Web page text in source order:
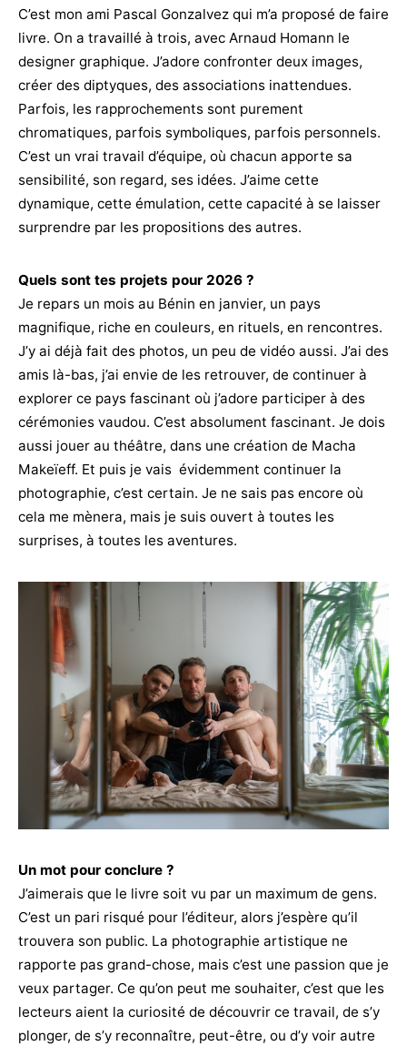
C’est mon ami Pascal Gonzalvez qui m’a proposé de faire
livre. On a travaillé à trois, avec Arnaud Homann le
designer graphique. J’adore confronter deux images,
créer des diptyques, des associations inattendues.
Parfois, les rapprochements sont purement
chromatiques, parfois symboliques, parfois personnels.
C’est un vrai travail d’équipe, où chacun apporte sa
sensibilité, son regard, ses idées. J’aime cette
dynamique, cette émulation, cette capacité à se laisser
surprendre par les propositions des autres.
Quels sont tes projets pour 2026 ?
Je repars un mois au Bénin en janvier, un pays
magnifique, riche en couleurs, en rituels, en rencontres.
J’y ai déjà fait des photos, un peu de vidéo aussi. J’ai des
amis là-bas, j’ai envie de les retrouver, de continuer à
explorer ce pays fascinant où j’adore participer à des
cérémonies vaudou. C’est absolument fascinant. Je dois
aussi jouer au théâtre, dans une création de Macha
Makeïeff. Et puis je vais évidemment continuer la
photographie, c’est certain. Je ne sais pas encore où
cela me mènera, mais je suis ouvert à toutes les
surprises, à toutes les aventures.
Un mot pour conclure ?
J’aimerais que le livre soit vu par un maximum de gens.
C’est un pari risqué pour l’éditeur, alors j’espère qu’il
trouvera son public. La photographie artistique ne
rapporte pas grand-chose, mais c’est une passion que je
veux partager. Ce qu’on peut me souhaiter, c’est que les
lecteurs aient la curiosité de découvrir ce travail, de s’y
plonger, de s’y reconnaître, peut-être, ou d’y voir autre